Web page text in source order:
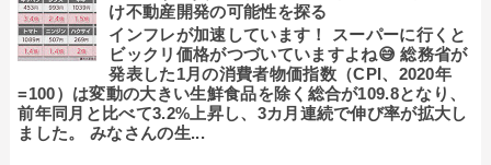
け不動産開発の可能性を探る
インフレが加速しています！ スーパーに行くと
ビックリ価格がつづいていますよね😅 総務省が
発表した1月の消費者物価指数（CPI、2020年
=100）は変動の大きい生鮮食品を除く総合が109.8となり、
前年同月と比べて3.2%上昇し、3カ月連続で伸び率が拡大し
ました。 みなさんの生...